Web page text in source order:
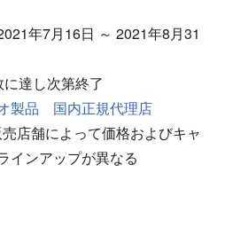
年7月16日 ～ 2021年8月31
達し次第終了
製品 国内正規代理店
店舗によって価格およびキャ
インアップが異なる